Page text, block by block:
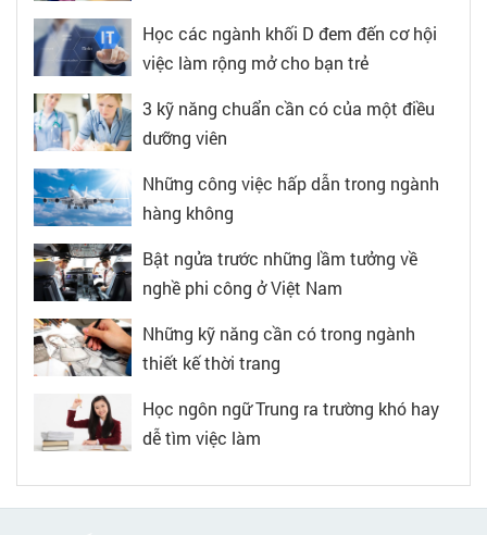
Học các ngành khối D đem đến cơ hội
việc làm rộng mở cho bạn trẻ
3 kỹ năng chuẩn cần có của một điều
dưỡng viên
Những công việc hấp dẫn trong ngành
hàng không
Bật ngửa trước những lầm tưởng về
nghề phi công ở Việt Nam
Những kỹ năng cần có trong ngành
thiết kế thời trang
Học ngôn ngữ Trung ra trường khó hay
dễ tìm việc làm